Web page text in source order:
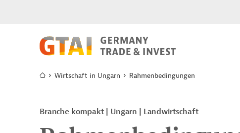
Wirtschaft in Ungarn Rahmenbedingungen
Branche kompakt | Ungarn | Landwirtschaft